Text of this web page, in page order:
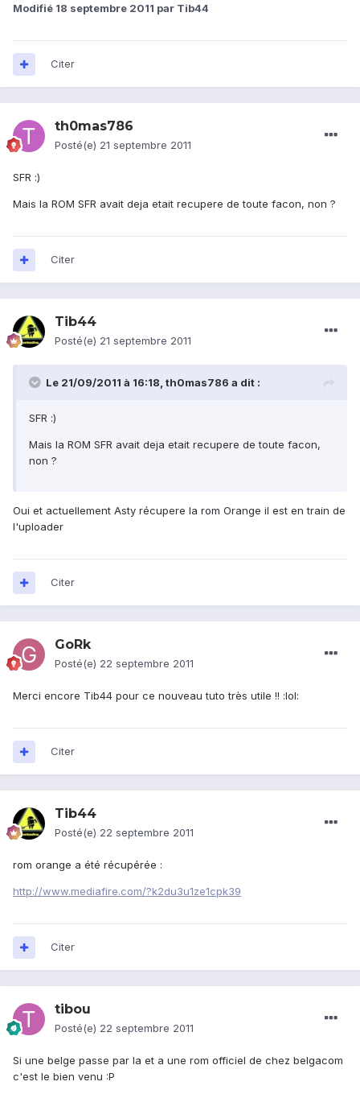
Modifié 18 septembre 2011 par Tib44
Citer
th0mas786
Posté(e) 21 septembre 2011
SFR :)
Mais la ROM SFR avait deja etait recupere de toute facon, non ?
Citer
Tib44
Posté(e) 21 septembre 2011
Le 21/09/2011 à 16:18, th0mas786 a dit :
SFR :)
Mais la ROM SFR avait deja etait recupere de toute facon,
non ?
Oui et actuellement Asty récupere la rom Orange il est en train de
l'uploader
Citer
GoRk
Posté(e) 22 septembre 2011
Merci encore Tib44 pour ce nouveau tuto très utile !! :lol:
Citer
Tib44
Posté(e) 22 septembre 2011
rom orange a été récupérée :
http://www.mediafire.com/?k2du3u1ze1cpk39
Citer
tibou
Posté(e) 22 septembre 2011
Si une belge passe par la et a une rom officiel de chez belgacom
c'est le bien venu :P